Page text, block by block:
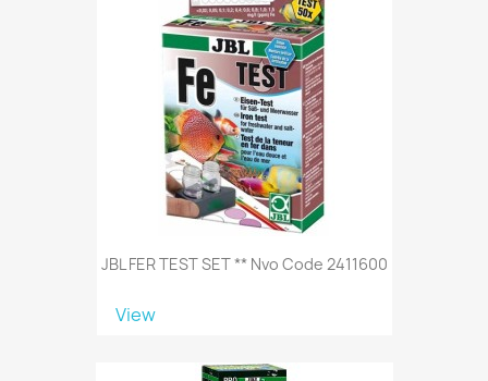
JBL FER TEST SET ** Nvo Code 2411600
View